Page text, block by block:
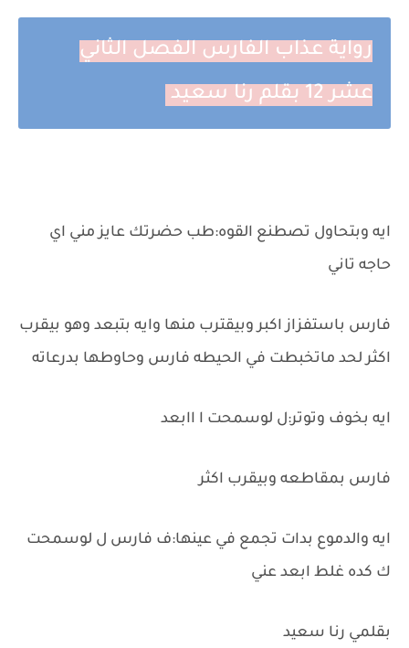
رواية عذاب الفارس الفصل الثاني
عشر 12 بقلم رنا سعيد
ايه وبتحاول تصطنع القوه:طب حضرتك عايز مني اي
حاجه تاني
فارس باستفزاز اكبر وبيقترب منها وايه بتبعد وهو بيقرب
اكثر لحد ماتخبطت في الحيطه فارس وحاوطها بدرعاته
ايه بخوف وتوتر:ل لوسمحت ا اابعد
فارس بمقاطعه وبيقرب اكثر
ايه والدموع بدات تجمع في عينها:ف فارس ل لوسمحت
ك كده غلط ابعد عني
بقلمي رنا سعيد